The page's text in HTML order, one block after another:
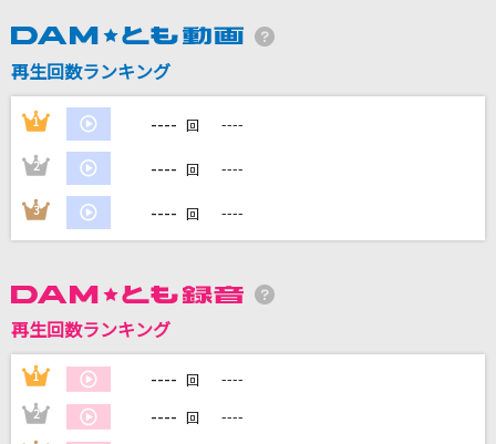
Official髭男dism
六兆年と一夜物語
kemu feat.IA
DAMの新曲・ランキングなど
DAMに会員登録・ログインして
カラオケをもっと楽しもう！
再生回数ランキング
1 ---- 回 ----
2 ---- 回 ----
3 ---- 回 ----
再生回数ランキング
1 ---- 回 ----
2 ---- 回 ----